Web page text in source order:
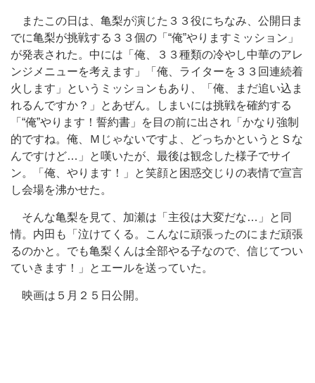
またこの日は、亀梨が演じた３３役にちなみ、公開日ま
でに亀梨が挑戦する３３個の「“俺”やりますミッション」
が発表された。中には「俺、３３種類の冷やし中華のアレ
ンジメニューを考えます」「俺、ライターを３３回連続着
火します」というミッションもあり、「俺、まだ追い込ま
れるんですか？」とあぜん。しまいには挑戦を確約する
「“俺”やります！誓約書」を目の前に出され「かなり強制
的ですね。俺、Ｍじゃないですよ、どっちかというとＳな
んですけど…」と嘆いたが、最後は観念した様子でサイ
ン。「俺、やります！」と笑顔と困惑交じりの表情で宣言
し会場を沸かせた。
そんな亀梨を見て、加瀬は「主役は大変だな…」と同
情。内田も「泣けてくる。こんなに頑張ったのにまだ頑張
るのかと。でも亀梨くんは全部やる子なので、信じてつい
ていきます！」とエールを送っていた。
映画は５月２５日公開。